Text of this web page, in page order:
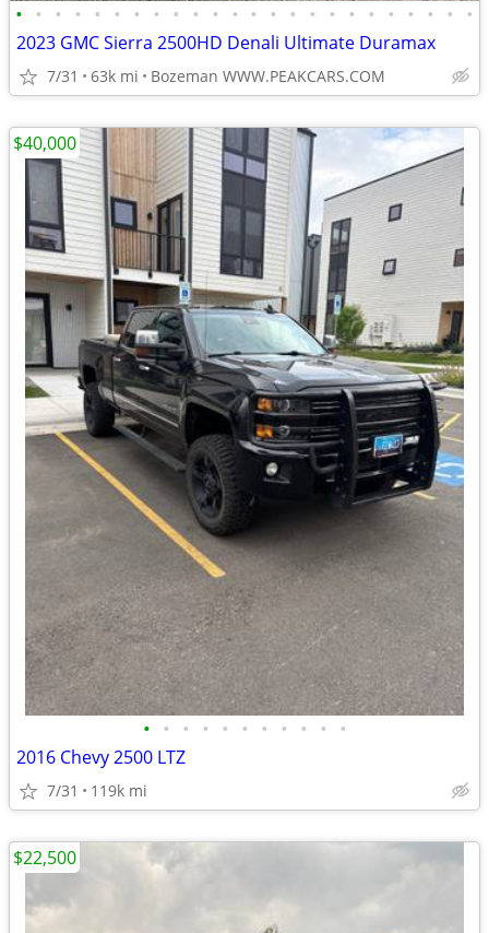
• • • • • • • • • • • • • • • • • • • • • • • •
2023 GMC Sierra 2500HD Denali Ultimate Duramax
7/31 63k mi Bozeman WWW.PEAKCARS.COM
• • • • • • • • • • •
2016 Chevy 2500 LTZ
7/31 119k mi
$40,000
$22,500